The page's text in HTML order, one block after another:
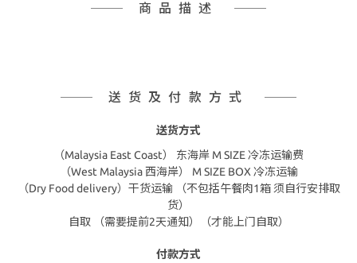
商品描述
送货及付款方式
送货方式
（Malaysia East Coast） 东海岸 M SIZE 冷冻运输费
（West Malaysia 西海岸） M SIZE BOX 冷冻运输
（Dry Food delivery）干货运输 （不包括午餐肉1箱 须自行安排取
货）
自取 （需要提前2天通知）（才能上门自取）
付款方式